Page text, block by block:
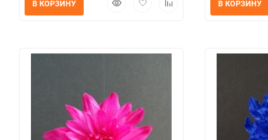
В КОРЗИНУ В КОРЗИНУ